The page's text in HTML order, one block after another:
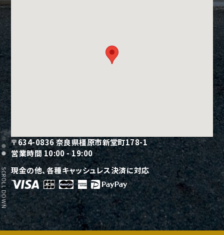
聞いて
〒634-0836 奈良県橿原市新堂町178-1
営業時間 10:00 - 19:00
現金の他、各種キャッシュレス決済に対応